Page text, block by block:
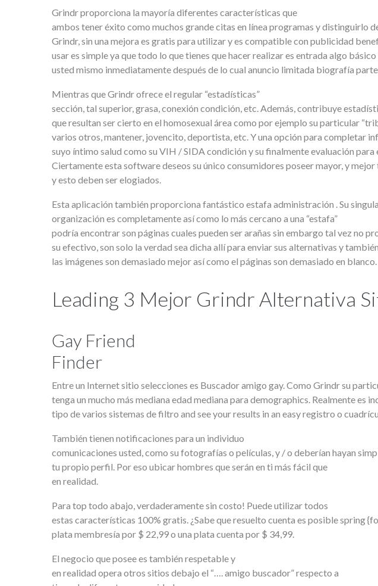
Grindr proporciona la mayoría diferentes características que
ambos tener éxito como muchos grande citas en línea programas y distinguirlo
Grindr, sin una mejora es gratis para utilizar y es compatible con publicidad
usar es simple ya que todo lo que tienes que hacer realizar es entrada algo
usted mismo inmediatamente después de lo cual anuncio limitada biografía parte
Mientras que Grindr ofrece el regular “estadísticas”
sección, tal superior, grasa, conexión condición, etc. Además, contribuye
que resultan ser cierto en el homosexual área como por ejemplo su particular
varios otros, mantener, jovencito, deportista, etc. Y una opción para completar
suyo íntimo salud como su VIH / SIDA condición y su finalmente evaluación para
Ciertamente esta software deseos su único consumidores poseer mayor, y
y esto deben ser elogiados.
Esta aplicación también proporciona fantástico estafa administración . Su
organización es completamente así como lo más cercano a una “estafa”
podría encontrar son páginas cuales pueden ser arañas sin embargo tal vez no
su efectivo, son solo la verdad sea dicha allí para enviar sus alternativas y
las imágenes son demasiado mejor así como el páginas son demasiado en blanco.
Leading 3 Mejor Grindr Alternativa
Gay Friend
Finder
Entre un Internet sitio selecciones es Buscador amigo gay. Como Grindr su
tenga un mucho más mediana edad mediana para demographics. Realmente
tipo de varios sistemas de filtro and see your results in an easy registro o
También tienen notificaciones para un individuo
comunicaciones usted, como su fotografías o películas, y / o deberían hayan
tu propio perfil. Por eso ubicar hombres que serán en ti más fácil que
en realidad.
Para top todo abajo, verdaderamente sin costo! Puede utilizar todos
estas características 100% gratis. ¿Sabe que resuelto cuenta es posible
plata membresía por $ 22,99 o una plata cuenta por $ 34,99.
El negocio que posee es también respetable y
en realidad opera otros sitios debajo el “…. amigo buscador” respecto a